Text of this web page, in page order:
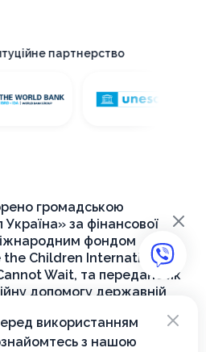
партнерство
громадською
за фінансової
фондом
Children International в
Wait, та передано як
допомогу державній
на державному
×
використанням
з нашою
×